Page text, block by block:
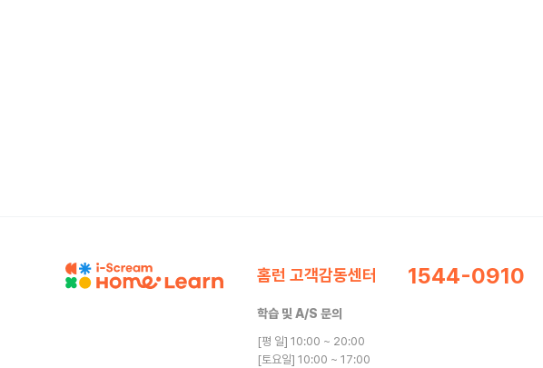
홈런 고객감동센터
학습 및 A/S 문의
[평 일] 10:00 ~ 20:00
[토요일] 10:00 ~ 17:00
1544-0910